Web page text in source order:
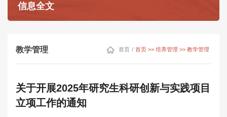
信息全文
教学管理 首页 / 首页 >> 培养管理 >> 教学管理
关于开展2025年研究生科研创新与实践项目
立项工作的通知